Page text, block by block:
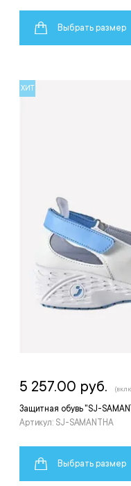
Выбрать размер
ХИТ
Защитная обувь "SJ-
Артикул: SJ-SAMANTHA
5 257.00 руб.
Выбрать размер